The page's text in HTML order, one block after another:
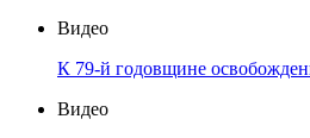
Видео
К 79-й годовщине
Видео